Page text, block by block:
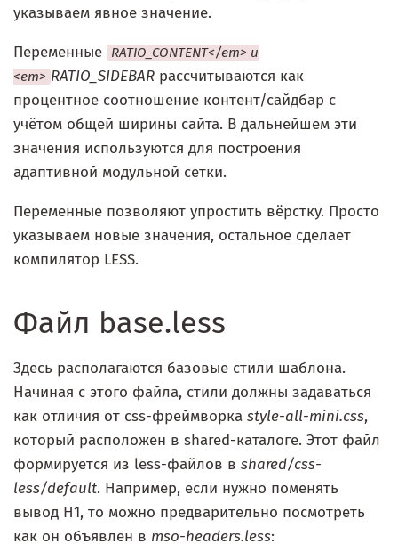
указываем явное значение.
Переменные
RATIO_CONTENT</em> и
<em> RATIO_SIDEBAR рассчитываются как
процентное соотношение контент/сайдбар с
учётом общей ширины сайта. В дальнейшем эти
значения используются для построения
адаптивной модульной сетки.
Переменные позволяют упростить вёрстку. Просто
указываем новые значения, остальное сделает
компилятор LESS.
Файл base.less
Здесь располагаются базовые стили шаблона.
Начиная с этого файла, стили должны задаваться
как отличия от css-фреймворка style-all-mini.css,
который расположен в shared-каталоге. Этот файл
формируется из less-файлов в shared/css-
less/default. Например, если нужно поменять
вывод H1, то можно предварительно посмотреть
как он объявлен в mso-headers.less: